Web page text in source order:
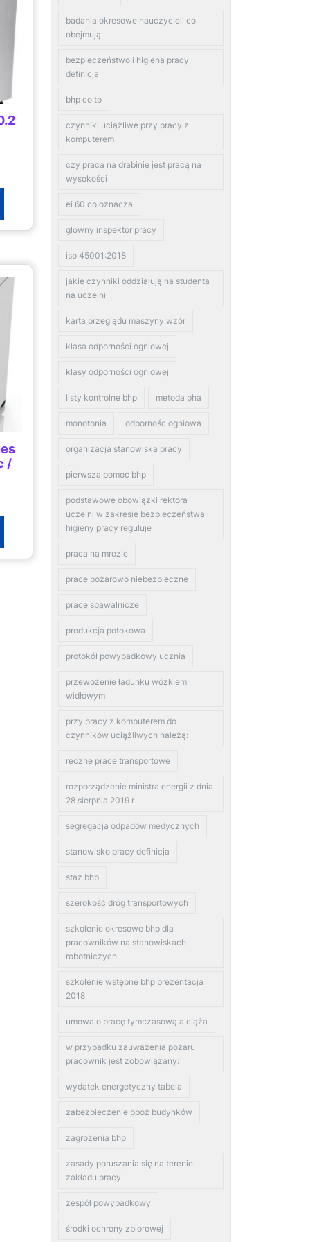
/
badania okresowe nauczycieli co
obejmują
bezpieczeństwo i higiena pracy
definicja
bhp co to
czynniki uciążliwe przy pracy z
komputerem
czy praca na drabinie jest pracą na
wysokości
ei 60 co oznacza
glowny inspektor pracy
iso 45001:2018
jakie czynniki oddziałują na studenta
na uczelni
karta przeglądu maszyny wzór
klasa odporności ogniowej
klasy odporności ogniowej
listy kontrolne bhp metoda pha
monotonia odpornośc ogniowa
organizacja stanowiska pracy
pierwsza pomoc bhp
podstawowe obowiązki rektora
uczelni w zakresie bezpieczeństwa i
higieny pracy reguluje
praca na mrozie
prace pożarowo niebezpieczne
prace spawalnicze
produkcja potokowa
protokół powypadkowy ucznia
przewożenie ładunku wózkiem
widłowym
przy pracy z komputerem do
czynników uciążliwych należą:
reczne prace transportowe
rozporządzenie ministra energii z dnia
28 sierpnia 2019 r
segregacja odpadów medycznych
stanowisko pracy definicja
staz bhp
szerokość dróg transportowych
szkolenie okresowe bhp dla
pracowników na stanowiskach
robotniczych
szkolenie wstępne bhp prezentacja
2018
umowa o pracę tymczasową a ciąża
w przypadku zauważenia pożaru
pracownik jest zobowiązany:
wydatek energetyczny tabela
zabezpieczenie ppoż budynków
zagrożenia bhp
zasady poruszania się na terenie
zakładu pracy
zespół powypadkowy
środki ochrony zbiorowej